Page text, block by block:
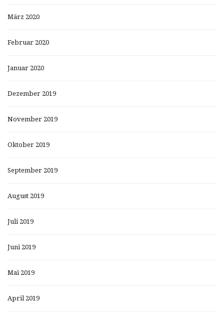
März 2020
Februar 2020
Januar 2020
Dezember 2019
November 2019
Oktober 2019
September 2019
August 2019
Juli 2019
Juni 2019
Mai 2019
April 2019